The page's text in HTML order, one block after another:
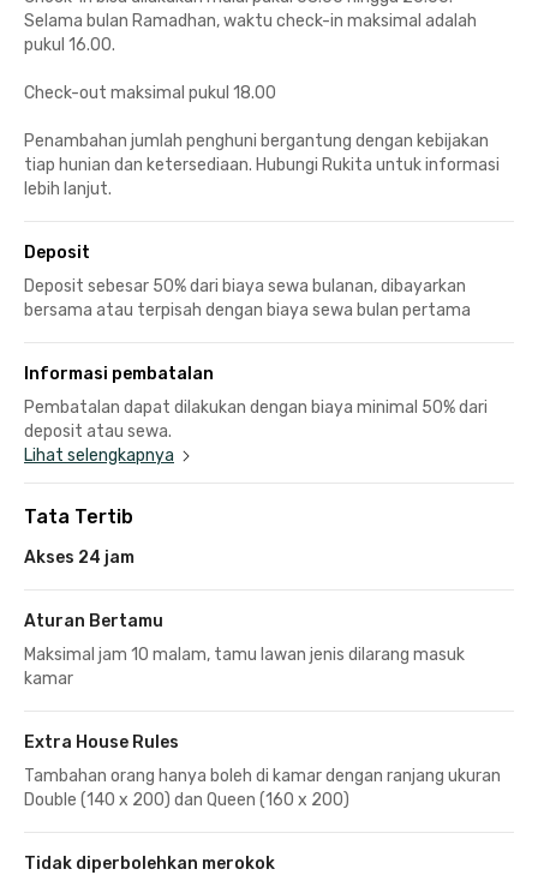
Selama bulan Ramadhan, waktu check-in maksimal adalah
pukul 16.00.
Check-out maksimal pukul 18.00
Penambahan jumlah penghuni bergantung dengan kebijakan
tiap hunian dan ketersediaan. Hubungi Rukita untuk informasi
lebih lanjut.
Deposit
Deposit sebesar 50% dari biaya sewa bulanan, dibayarkan
bersama atau terpisah dengan biaya sewa bulan pertama
Informasi pembatalan
Pembatalan dapat dilakukan dengan biaya minimal 50% dari
deposit atau sewa.
Lihat selengkapnya
Tata Tertib
Akses 24 jam
Aturan Bertamu
Maksimal jam 10 malam, tamu lawan jenis dilarang masuk
kamar
Extra House Rules
Tambahan orang hanya boleh di kamar dengan ranjang ukuran
Double (140 x 200) dan Queen (160 x 200)
Tidak diperbolehkan merokok